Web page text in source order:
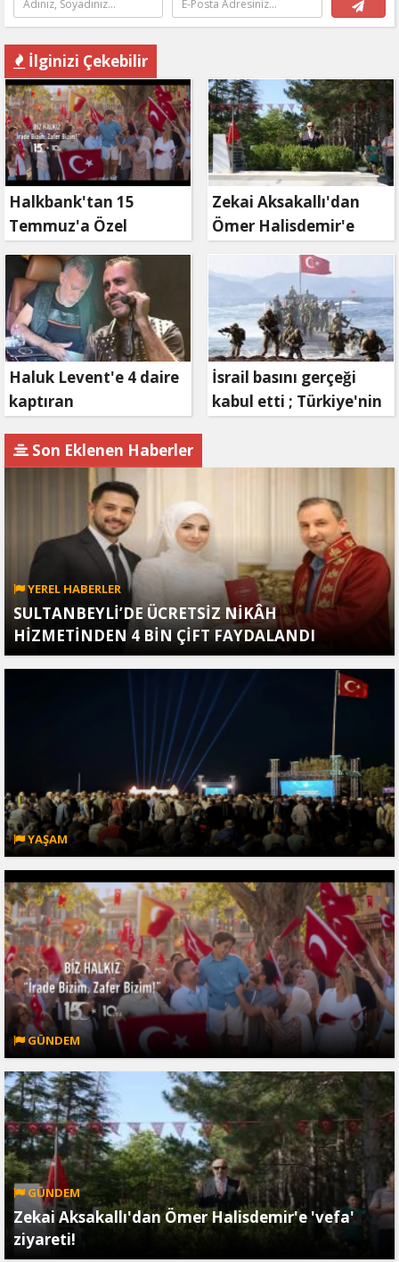
İlginizi Çekebilir
Halkbank'tan 15
Temmuz'a Özel
Reklam Filmi: "İrade
Bizim, Zafer Bizim"
Zekai Aksakallı'dan
Ömer Halisdemir'e
'vefa' ziyareti!
Haluk Levent'e 4 daire
kaptıran
savcılıkta aldı
İsrail basını gerçeği
kabul etti ; Türkiye'nin
Son Eklenen Haberler
YEREL HABERLER
SULTANBEYLİ’DE ÜCRETSİZ NİKÂH
HİZMETİNDEN 4 BİN ÇİFT FAYDALANDI
YAŞAM
GÜNDEM
GÜNDEM
Zekai Aksakallı'dan Ömer Halisdemir'e 'vefa'
ziyareti!